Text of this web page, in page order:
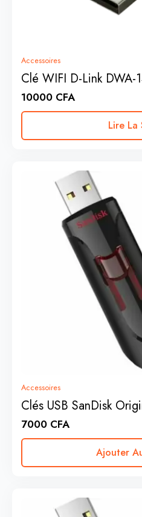
Accessoires
Clé WIFI D-Link DWA-
10000 CFA
Lire La
Accessoires
Clés USB SanDisk
7000 CFA
Ajouter